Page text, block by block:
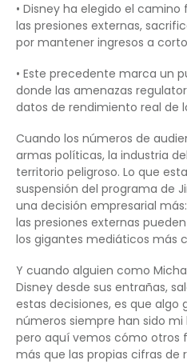
• Disney ha elegido el
las presiones externas,
por mantener ingresos a
• Este precedente marca un
donde las amenazas
datos de rendimiento real de
Cuando los números de
armas políticas, la industria
territorio peligroso. Lo que
suspensión del programa de
una decisión empresarial
las presiones externas
los gigantes mediáticos más
Y cuando alguien como
Disney desde sus entrañas,
estas decisiones, es que algo
números siempre han sido
pero aquí vemos cómo otros
más que las propias cifras de